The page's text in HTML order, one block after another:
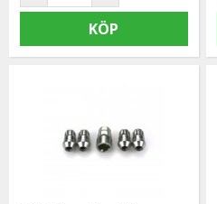
KÖP